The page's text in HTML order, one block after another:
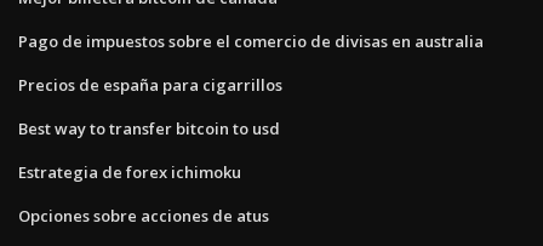
Pago de impuestos sobre el comercio de divisas en australia
Precios de españa para cigarrillos
Best way to transfer bitcoin to usd
Estrategia de forex ichimoku
Opciones sobre acciones de atus